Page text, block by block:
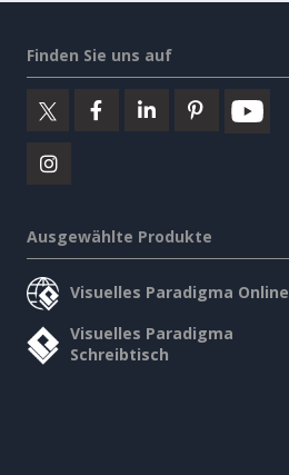
Finden Sie uns auf
Ausgewählte Produkte
Visuelles Paradigma Online
Visuelles Paradigma
Schreibtisch